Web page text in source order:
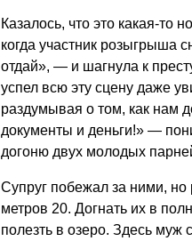
Казалось, что это какая-то
когда участник розыгрыша
отдай», — и шагнула к
успел всю эту сцену даже
раздумывая о том, как нам
документы и деньги!» —
догоню двух молодых
Супруг побежал за ними,
метров 20. Догнать их в
полезть в озеро. Здесь муж